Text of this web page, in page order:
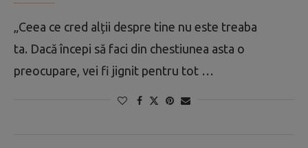
„Ceea ce cred alții despre tine nu este treaba
ta. Dacă începi să faci din chestiunea asta o
preocupare, vei fi jignit pentru tot …